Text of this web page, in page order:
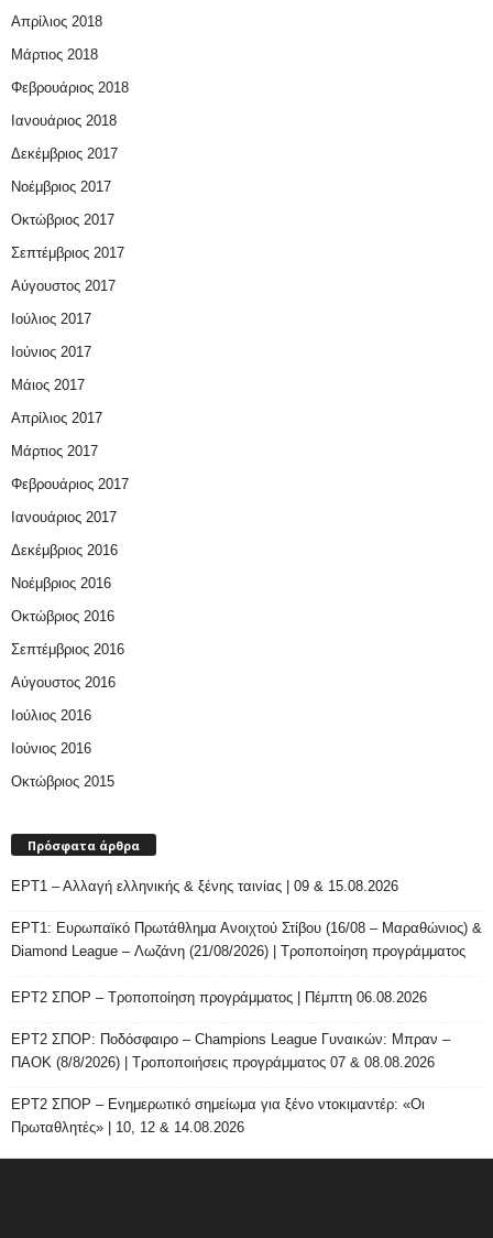
Απρίλιος 2018
Μάρτιος 2018
Φεβρουάριος 2018
Ιανουάριος 2018
Δεκέμβριος 2017
Νοέμβριος 2017
Οκτώβριος 2017
Σεπτέμβριος 2017
Αύγουστος 2017
Ιούλιος 2017
Ιούνιος 2017
Μάιος 2017
Απρίλιος 2017
Μάρτιος 2017
Φεβρουάριος 2017
Ιανουάριος 2017
Δεκέμβριος 2016
Νοέμβριος 2016
Οκτώβριος 2016
Σεπτέμβριος 2016
Αύγουστος 2016
Ιούλιος 2016
Ιούνιος 2016
Οκτώβριος 2015
Πρόσφατα άρθρα
ΕΡΤ1 – Αλλαγή ελληνικής & ξένης ταινίας | 09 & 15.08.2026
ΕΡΤ1: Ευρωπαϊκό Πρωτάθλημα Ανοιχτού Στίβου (16/08 – Μαραθώνιος) &
Diamond League – Λωζάνη (21/08/2026) | Τροποποίηση προγράμματος
ΕΡΤ2 ΣΠΟΡ – Τροποποίηση προγράμματος | Πέμπτη 06.08.2026
ΕΡΤ2 ΣΠΟΡ: Ποδόσφαιρο – Champions League Γυναικών: Μπραν –
ΠΑΟΚ (8/8/2026) | Τροποποιήσεις προγράμματος 07 & 08.08.2026
ΕΡΤ2 ΣΠΟΡ – Ενημερωτικό σημείωμα για ξένο ντοκιμαντέρ: «Οι
Πρωταθλητές» | 10, 12 & 14.08.2026